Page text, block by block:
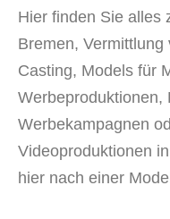
Hier finden Sie alles
Bremen,
Casting, Models für
Werbeproduktionen,
Werbekampagnen
Videoproduktionen
hier nach einer